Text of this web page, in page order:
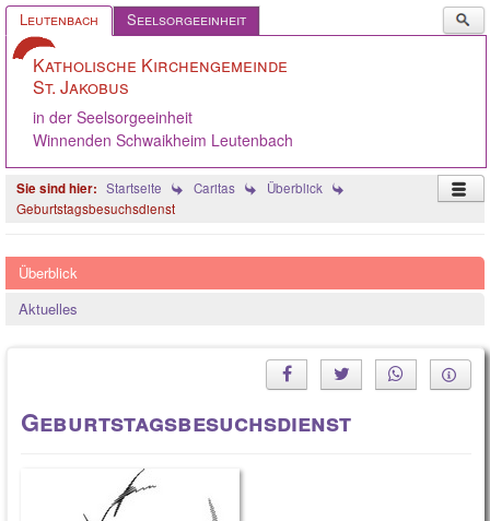
Leutenbach Seelsorgeeinheit
...
Katholische Kirchengemeinde
St. Jakobus
in der Seelsorgeeinheit
Winnenden Schwaikheim Leutenbach
Startseite Caritas
Überblick
Geburtstagsbesuchsdienst
Pastoralteam
Überblick
Aktuelles
Geburtstagsbesuchsdienst